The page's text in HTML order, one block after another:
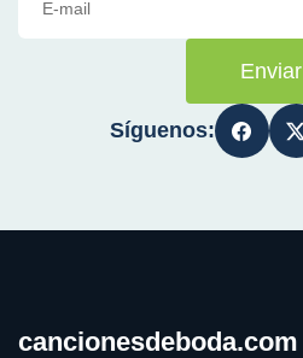
Enviar
Síguenos:
cancionesdeboda.com